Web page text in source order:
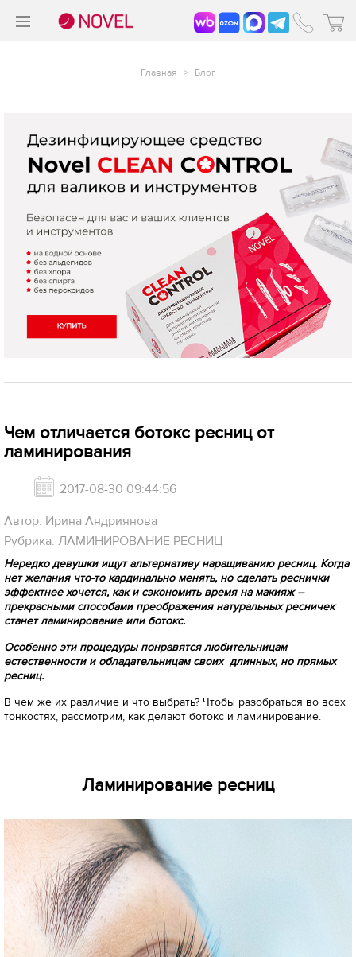
Главная > Блог
Чем отличается ботокс ресниц от
ламинирования
2017-08-30 09:44:56
Автор: Ирина Андриянова
Рубрика: ЛАМИНИРОВАНИЕ РЕСНИЦ
Нередко девушки ищут альтернативу наращиванию ресниц. Когда
нет желания что-то кардинально менять, но сделать реснички
эффектнее хочется, как и сэкономить время на макияж –
прекрасными способами преображения натуральных ресничек
станет ламинирование или ботокс.
Особенно эти процедуры понравятся любительницам
естественности и обладательницам своих длинных, но прямых
ресниц.
В чем же их различие и что выбрать? Чтобы разобраться во всех
тонкостях, рассмотрим, как делают ботокс и ламинирование.
Ламинирование ресниц